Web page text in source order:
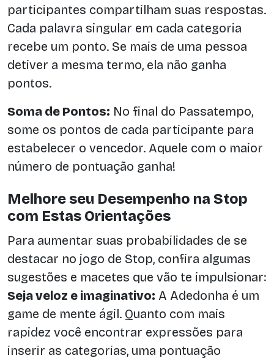
participantes compartilham suas respostas.
Cada palavra singular em cada categoria
recebe um ponto. Se mais de uma pessoa
detiver a mesma termo, ela não ganha
pontos.
Soma de Pontos: No final do Passatempo,
some os pontos de cada participante para
estabelecer o vencedor. Aquele com o maior
número de pontuação ganha!
Melhore seu Desempenho na Stop
com Estas Orientações
Para aumentar suas probabilidades de se
destacar no jogo de Stop, confira algumas
sugestões e macetes que vão te impulsionar:
Seja veloz e imaginativo: A Adedonha é um
game de mente ágil. Quanto com mais
rapidez você encontrar expressões para
inserir as categorias, uma pontuação